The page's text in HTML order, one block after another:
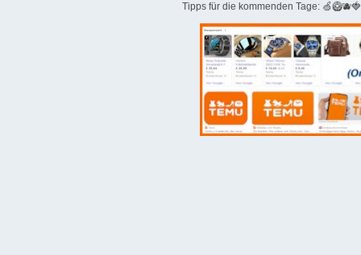
Tipps für die kommenden Tage: